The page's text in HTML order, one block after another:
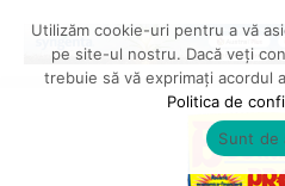
Utilizăm cookie-uri pentru a vă
pe site-ul nostru. Dacă veți
trebuie să vă exprimați acordul
Politica de
Sunt de